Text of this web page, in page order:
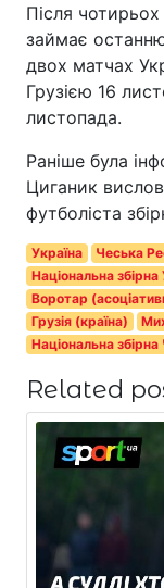
Після
займає
двох матчах
Грузією 16
листопада.
Раніше була
Циганик
футболіста
Україна Чеська
Національна
Воротар
Грузія (країна)
Національна збірна
Related